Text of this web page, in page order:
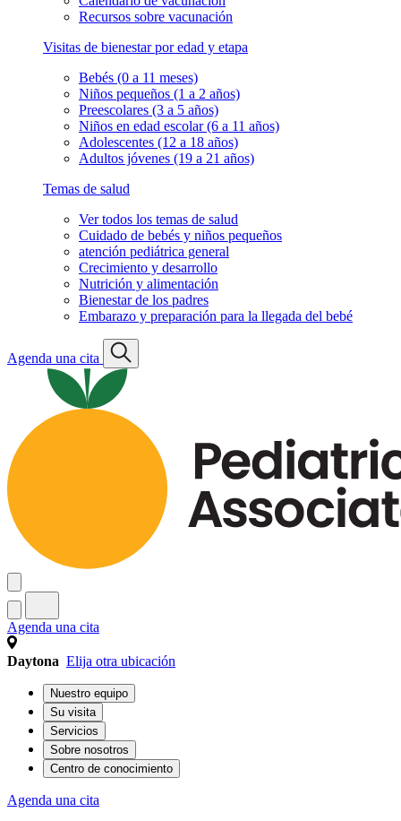
Recursos sobre vacunación
Visitas de bienestar por edad y etapa
Bebés (0 a 11 meses)
Niños pequeños (1 a 2 años)
Preescolares (3 a 5 años)
Niños en edad escolar (6 a 11 años)
Adolescentes (12 a 18 años)
Adultos jóvenes (19 a 21 años)
Temas de salud
Ver todos los temas de salud
Cuidado de bebés y niños pequeños
atención pediátrica general
Crecimiento y desarrollo
Nutrición y alimentación
Bienestar de los padres
Embarazo y preparación para la llegada del bebé
Agenda una cita
Agenda una cita
Daytona Elija otra ubicación
Nuestro equipo
Su visita
Servicios
Sobre nosotros
Centro de conocimiento
Agenda una cita